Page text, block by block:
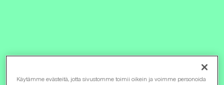
OmaRetta-opastusvideot
Käytämme evästeitä, jotta sivustomme toimii oikein ja voimme personoida